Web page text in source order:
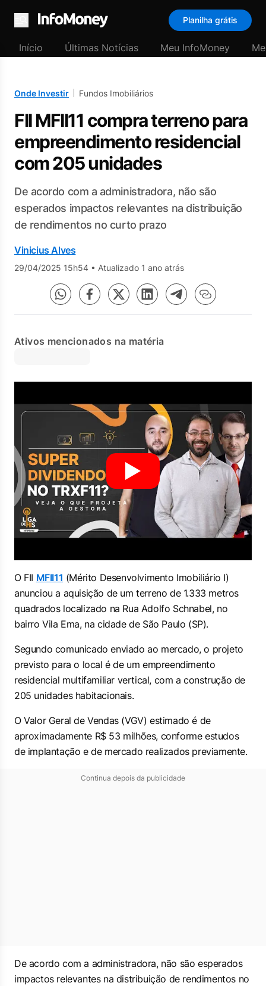
Menu
Planilha grátis
Início Últimas Notícias Meu InfoMoney
Onde Investir Fundos Imobiliários
FII MFII11 compra terreno para
empreendimento residencial
com 205 unidades
De acordo com a administradora, não são
esperados impactos relevantes na distribuição
de rendimentos no curto prazo
Vinicius Alves
29/04/2025 15h54 • Atualizado 1 ano atrás
Ativos mencionados na matéria
O FII MFII11 (Mérito Desenvolvimento Imobiliário I)
anunciou a aquisição de um terreno de 1.333 metros
quadrados localizado na Rua Adolfo Schnabel, no
bairro Vila Ema, na cidade de São Paulo (SP).
Segundo comunicado enviado ao mercado, o projeto
previsto para o local é de um empreendimento
residencial multifamiliar vertical, com a construção de
205 unidades habitacionais.
O Valor Geral de Vendas (VGV) estimado é de
aproximadamente R$ 53 milhões, conforme estudos
de implantação e de mercado realizados previamente.
Continua depois da publicidade
De acordo com a administradora, não são esperados
impactos relevantes na distribuição de rendimentos no